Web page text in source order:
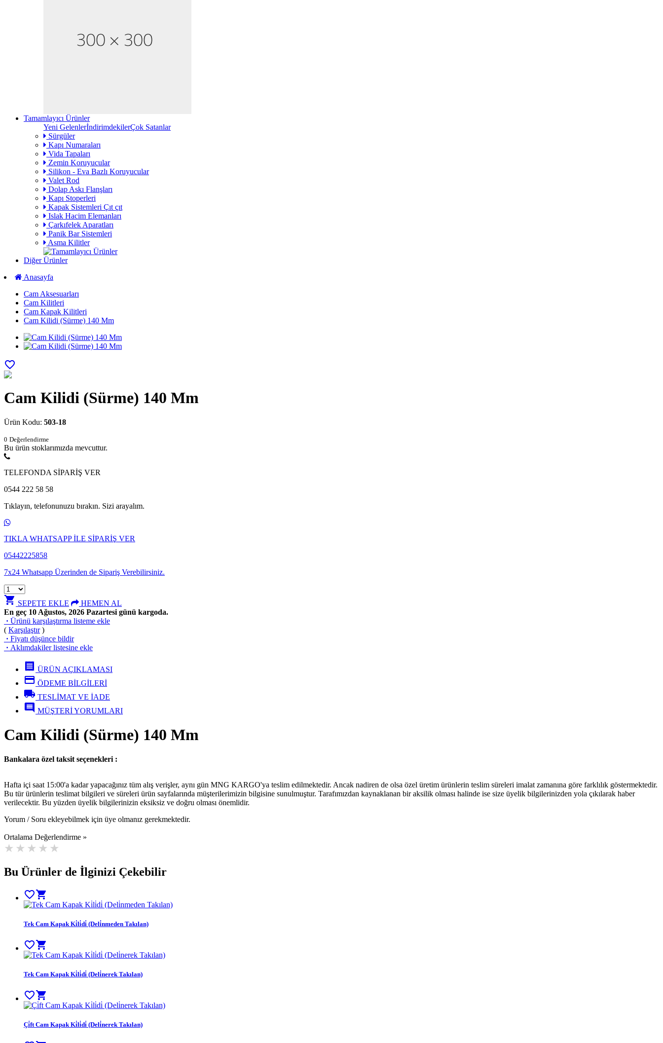
Tamamlayıcı Ürünler
Yeni GelenlerİndirimdekilerÇok Satanlar
Sürgüler
Kapı Numaraları
Vida Tapaları
Zemin Koruyucular
Silikon - Eva Bazlı Koruyucular
Valet Rod
Dolap Askı Flanşları
Kapı Stoperleri
Kapak Sistemleri Çıt çıt
Islak Hacim Elemanları
Çarkıfelek Aparatları
Panik Bar Sistemleri
Asma Kilitler
Diğer Ürünler
Anasayfa
Cam Aksesuarları
Cam Kilitleri
Cam Kapak Kilitleri
Cam Kilidi (Sürme) 140 Mm
favorite_border
Cam Kilidi (Sürme) 140 Mm
Ürün Kodu: 503-18
0 Değerlendirme
Bu ürün stoklarımızda mevcuttur.
TELEFONDA SİPARİŞ VER
0544 222 58 58
Tıklayın, telefonunuzu bırakın. Sizi arayalım.
TIKLA WHATSAPP İLE SİPARİŞ VER
05442225858
7x24 Whatsapp Üzerinden de Sipariş Verebilirsiniz.
shopping_cart SEPETE EKLE
HEMEN AL
En geç 10 Ağustos, 2026 Pazartesi günü kargoda.
· Ürünü karşılaştırma listeme ekle
( Karşılaştır)
· Fiyatı düşünce bildir
· Aklımdakiler listesine ekle
receipt ÜRÜN AÇIKLAMASI
credit_card ÖDEME BİLGİLERİ
local_shipping TESLİMAT VE İADE
comment MÜŞTERİ YORUMLARI
Cam Kilidi (Sürme) 140 Mm
Bankalara özel taksit seçenekleri :
Hafta içi saat 15:00'a kadar yapacağınız tüm alış verişler, aynı gün MNG KARGO'ya teslim edilmektedir. Ancak nadiren de olsa özel üretim ürünlerin teslim süreleri imalat zamanına göre farklılık göstermektedir.
Bu tür ürünlerin teslimat bilgileri ve süreleri ürün sayfalarında müşterilerimizin bilgisine sunulmuştur. Tarafımızdan kaynaklanan bir aksilik olması halinde ise size üyelik bilgilerinizden yola çıkılarak haber
verilecektir. Bu yüzden üyelik bilgilerinizin eksiksiz ve doğru olması önemlidir.
Yorum / Soru ekleyebilmek için üye olmanız gerekmektedir.
Ortalama Değerlendirme »
Bu Ürünler de İlginizi Çekebilir
favorite_bordershopping_cart
Tek Cam Kapak Ki̇li̇di̇ (Deli̇nmeden Takılan)
favorite_bordershopping_cart
Tek Cam Kapak Ki̇li̇di̇ (Deli̇nerek Takılan)
favorite_bordershopping_cart
Çi̇ft Cam Kapak Ki̇li̇di̇ (Deli̇nerek Takılan)